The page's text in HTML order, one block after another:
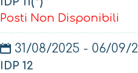
Posti Non Disponibili
31/08/2025 - 06/09/
IDP 12